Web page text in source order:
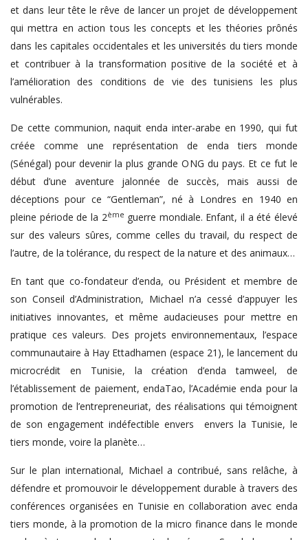
et dans leur tête le rêve de lancer un projet de développement
qui mettra en action tous les concepts et les théories prônés
dans les capitales occidentales et les universités du tiers monde
et contribuer à la transformation positive de la société et à
l’amélioration des conditions de vie des tunisiens les plus
vulnérables.
De cette communion, naquit enda inter-arabe en 1990, qui fut
créée comme une représentation de enda tiers monde
(Sénégal) pour devenir la plus grande ONG du pays. Et ce fut le
début d’une aventure jalonnée de succès, mais aussi de
déceptions pour ce “Gentleman”, né à Londres en 1940 en
pleine période de la 2ème guerre mondiale. Enfant, il a été élevé
sur des valeurs sûres, comme celles du travail, du respect de
l’autre, de la tolérance, du respect de la nature et des animaux…
En tant que co-fondateur d’enda, ou Président et membre de
son Conseil d’Administration, Michael n’a cessé d’appuyer les
initiatives innovantes, et même audacieuses pour mettre en
pratique ces valeurs. Des projets environnementaux, l’espace
communautaire à Hay Ettadhamen (espace 21), le lancement du
microcrédit en Tunisie, la création d’enda tamweel, de
l’établissement de paiement, endaTao, l’Académie enda pour la
promotion de l’entrepreneuriat, des réalisations qui témoignent
de son engagement indéfectible envers envers la Tunisie, le
tiers monde, voire la planète…
Sur le plan international, Michael a contribué, sans relâche, à
défendre et promouvoir le développement durable à travers des
conférences organisées en Tunisie en collaboration avec enda
tiers monde, à la promotion de la micro finance dans le monde